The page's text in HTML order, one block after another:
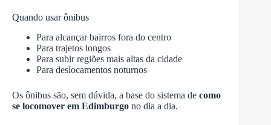
Quando usar ônibus
Para alcançar bairros fora do centro
Para trajetos longos
Para subir regiões mais altas da cidade
Para deslocamentos noturnos
Os ônibus são, sem dúvida, a base do sistema de como
se locomover em Edimburgo no dia a dia.